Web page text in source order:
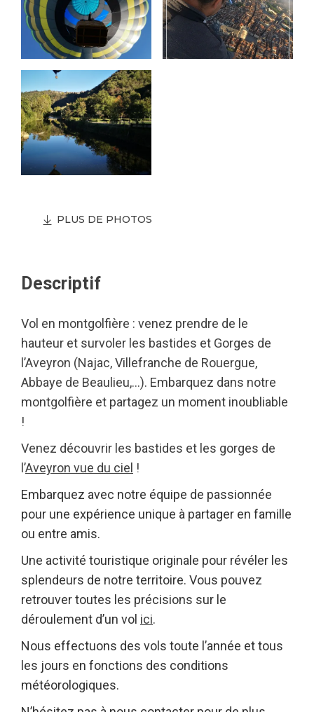
PLUS DE PHOTOS
Descriptif
Vol en montgolfière : venez prendre de le
hauteur et survoler les bastides et Gorges de
l’Aveyron (Najac, Villefranche de Rouergue,
Abbaye de Beaulieu,…). Embarquez dans notre
montgolfière et partagez un moment inoubliable
!
Venez découvrir les bastides et les gorges de
l’Aveyron vue du ciel !
Embarquez avec notre équipe de passionnée
pour une expérience unique à partager en famille
ou entre amis.
Une activité touristique originale pour révéler les
splendeurs de notre territoire. Vous pouvez
retrouver toutes les précisions sur le
déroulement d’un vol ici.
Nous effectuons des vols toute l’année et tous
les jours en fonctions des conditions
météorologiques.